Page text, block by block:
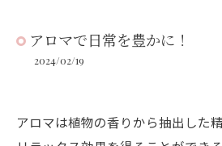
アロマで日常を豊かに！
2024/02/19
アロマは植物の香りから抽出した